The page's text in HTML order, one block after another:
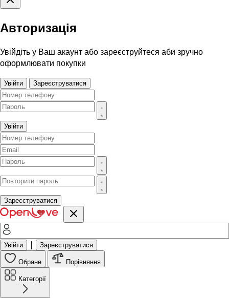
Авторизація
Увійдіть у Ваш акаунт або зареєструйтеся аби зручно
оформлювати покупки
Увійти Зареєструватися
Увійти
Зареєструватися
Увійти | Зареєструватися
Обране Порівняння
Категорії